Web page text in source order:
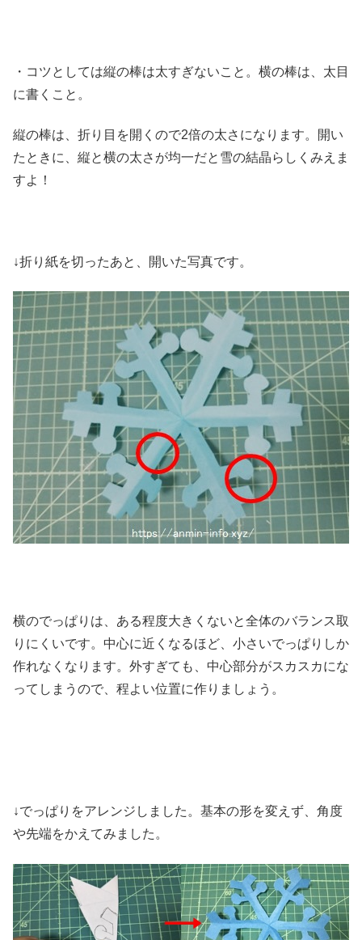
・コツとしては縦の棒は太すぎないこと。横の棒は、太目
に書くこと。
縦の棒は、折り目を開くので2倍の太さになります。開い
たときに、縦と横の太さが均一だと雪の結晶らしくみえま
すよ！
↓折り紙を切ったあと、開いた写真です。
横のでっぱりは、ある程度大きくないと全体のバランス取
りにくいです。中心に近くなるほど、小さいでっぱりしか
作れなくなります。外すぎても、中心部分がスカスカにな
ってしまうので、程よい位置に作りましょう。
↓でっぱりをアレンジしました。基本の形を変えず、角度
や先端をかえてみました。